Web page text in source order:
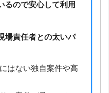
るので安心して利用
場責任者との太いパ
はない独自案件や高